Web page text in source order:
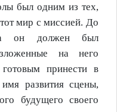
был одним из тех,
мир с миссией. До
он должен был
на него
принести в
развития сцены,
будущего своего